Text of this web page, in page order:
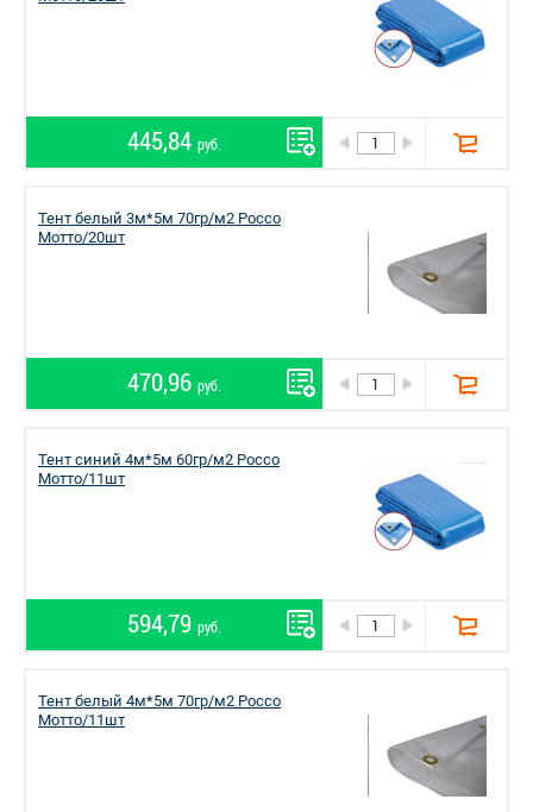
445,84 руб.
Тент белый 3м*5м 70гр/м2 Россо
Мотто/20шт
470,96 руб.
Тент синий 4м*5м 60гр/м2 Россо
Мотто/11шт
594,79 руб.
Тент белый 4м*5м 70гр/м2 Россо
Мотто/11шт